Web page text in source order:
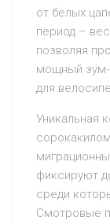
от белых
период –
позволяя
мощный зум-
для
Уникальная
фиксируют
среди
Смотровые